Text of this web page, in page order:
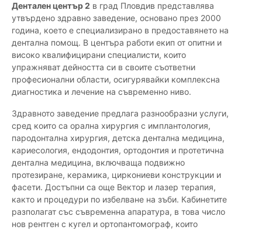
Дентален център 2 в град Пловдив представлява
утвърдено здравно заведение, основано през 2000
година, което е специализирано в предоставянето на
дентална помощ. В центъра работи екип от опитни и
високо квалифицирани специалисти, които
упражняват дейността си в своите съответни
професионални области, осигурявайки комплексна
диагностика и лечение на съвременно ниво.
Здравното заведение предлага разнообразни услуги,
сред които са орална хирургия с имплантология,
пародонтална хирургия, детска дентална медицина,
кариесология, ендодонтия, ортодонтия и протетична
дентална медицина, включваща подвижно
протезиране, керамика, циркониеви конструкции и
фасети. Достъпни са още Вектор и лазер терапия,
както и процедури по избелване на зъби. Кабинетите
разполагат със съвременна апаратура, в това число
нов рентген с кугел и ортопантомограф, които